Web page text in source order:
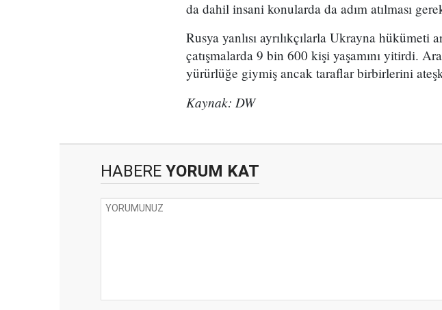
da dahil insani konularda da adım atılması
Rusya yanlısı ayrılıkçılarla Ukrayna hükümeti
çatışmalarda 9 bin 600 kişi yaşamını yitirdi.
yürürlüğe giymiş ancak taraflar birbirlerini
Kaynak: DW
HABERE YORUM KAT